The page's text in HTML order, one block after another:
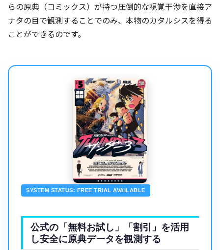
らの原典（コミックス）が持つ圧倒的な視覚干渉を直接ア
ナタの目で観測することでのみ、本物のカタルシスを得る
ことができるのです。
SYSTEM STATUS: FREE TRIAL AVAILABLE
公式の「無料お試し」「割引」を活用
し安全に原典データを観測する